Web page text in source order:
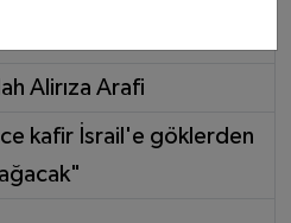
Alirıza Arafi
kafir İsrail'e göklerden